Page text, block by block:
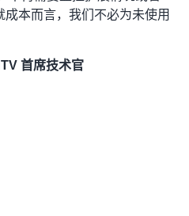
本而言，我们不必为未使用
首席技术官